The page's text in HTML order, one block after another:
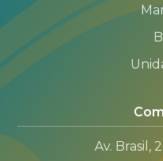
Av. Brasil,